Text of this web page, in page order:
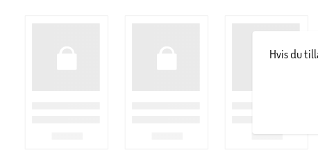
Hvis du